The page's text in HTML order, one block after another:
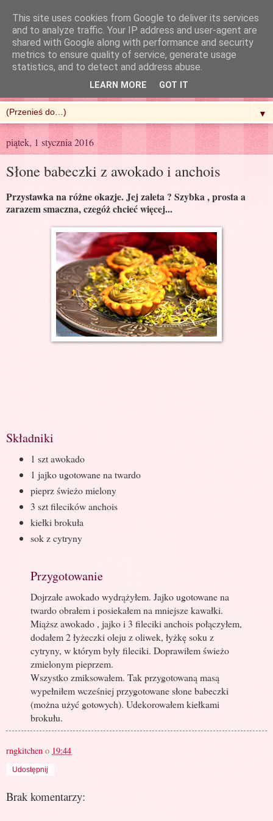
R'n'G Kitchen
▼
piątek, 1 stycznia 2016
Słone babeczki z awokado i anchois
Przystawka na różne okazje. Jej zaleta ? Szybka , prosta a
zarazem smaczna, czegóż chcieć więcej...
Składniki
1 szt awokado
1 jajko ugotowane na twardo
pieprz świeżo mielony
3 szt filecików anchois
kiełki brokuła
sok z cytryny
Przygotowanie
Dojrzałe awokado wydrążyłem. Jajko ugotowane na
twardo obrałem i posiekałem na mniejsze kawałki.
Miąższ awokado , jajko i 3 fileciki anchois połączyłem,
dodałem 2 łyżeczki oleju z oliwek, łyżkę soku z
cytryny, w którym były fileciki. Doprawiłem świeżo
zmielonym pieprzem.
Wszystko zmiksowałem. Tak przygotowaną masą
wypełniłem wcześniej przygotowane słone babeczki
(można użyć gotowych). Udekorowałem kiełkami
brokułu.
rngkitchen o 19:44
Udostępnij
Brak komentarzy:
This site uses cookies from Google to deliver its services
and to analyze traffic. Your IP address and user-agent are
shared with Google along with performance and security
metrics to ensure quality of service, generate usage
statistics, and to detect and address abuse.
LEARN MORE GOT IT